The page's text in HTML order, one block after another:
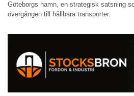
Göteborgs hamn, en strategisk satsning
övergången till hållbara transporter.